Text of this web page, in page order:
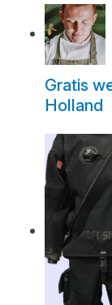
Gratis
Holland